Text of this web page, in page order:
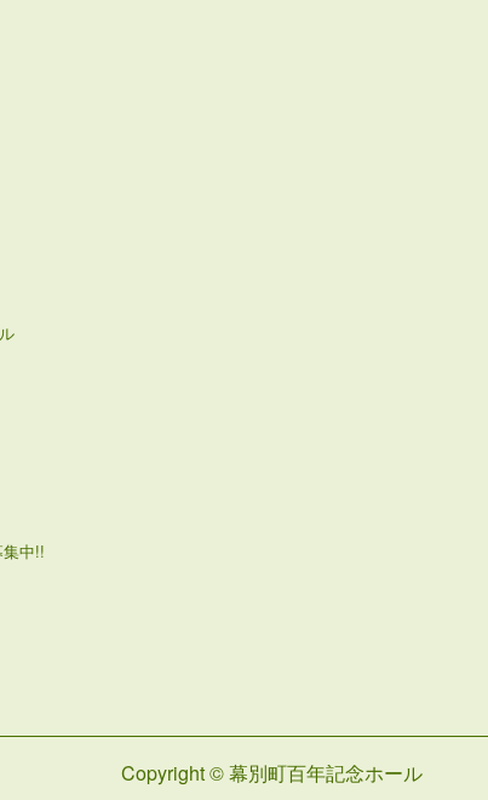
中!!
Copyright © 幕別町百年記念ホール